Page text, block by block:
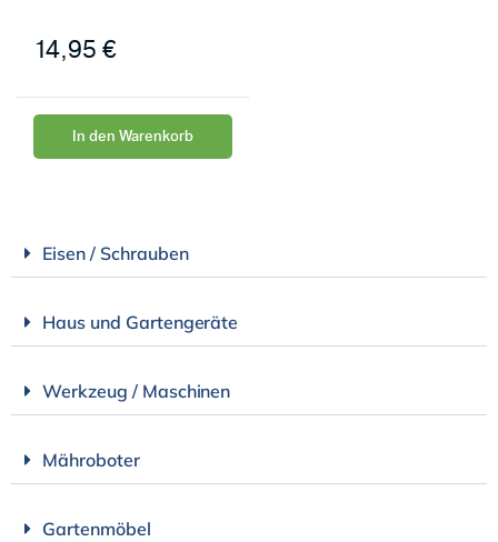
14,95 €
In den Warenkorb
Eisen / Schrauben
Haus und Gartengeräte
Werkzeug / Maschinen
Mähroboter
Gartenmöbel